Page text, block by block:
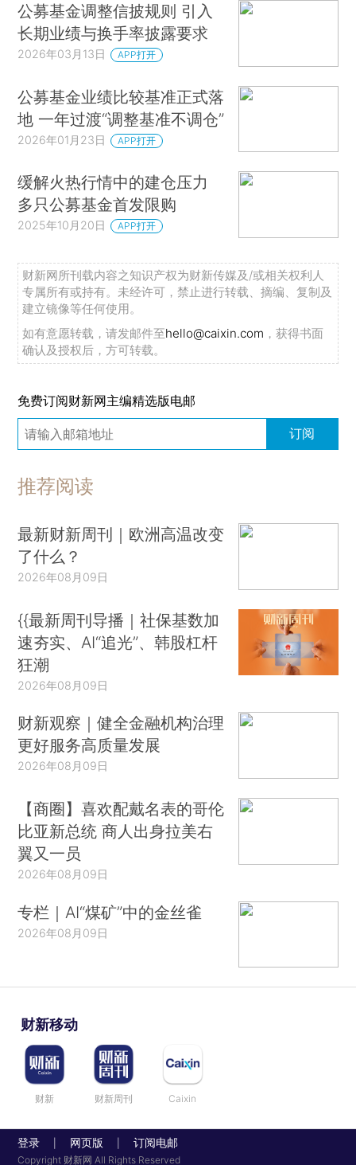
公募基金调整信披规则 引入
长期业绩与换手率披露要求
2026年03月13日 APP打开
公募基金业绩比较基准正式落
地 一年过渡“调整基准不调仓”
2026年01月23日 APP打开
缓解火热行情中的建仓压力
多只公募基金首发限购
2025年10月20日 APP打开
财新网所刊载内容之知识产权为财新传媒及/或相关权利人
专属所有或持有。未经许可，禁止进行转载、摘编、复制及
建立镜像等任何使用。
如有意愿转载，请发邮件至hello@caixin.com ，获得书面
确认及授权后，方可转载。
免费订阅财新网主编精选版电邮
订阅
推荐阅读
最新财新周刊｜欧洲高温改变
了什么？
2026年08月09日
{{最新周刊导播｜社保基数加
速夯实、AI“追光”、韩股杠杆
狂潮
2026年08月09日
财新观察｜健全金融机构治理
更好服务高质量发展
2026年08月09日
【商圈】喜欢配戴名表的哥伦
比亚新总统 商人出身拉美右
翼又一员
2026年08月09日
专栏｜AI“煤矿”中的金丝雀
2026年08月09日
财新移动
财新 财新周刊 Caixin
登录 网页版 订阅电邮
Copyright 财新网 All Rights Reserved